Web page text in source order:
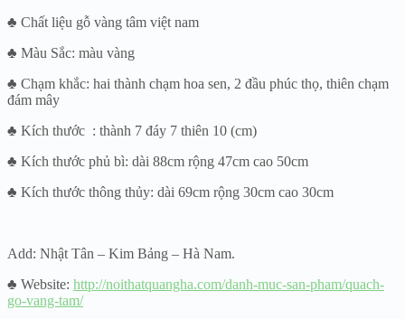
♣ Chất liệu gỗ vàng tâm việt nam
♣ Màu Sắc: màu vàng
♣ Chạm khắc: hai thành chạm hoa sen, 2 đầu phúc thọ, thiên chạm
đám mây
♣ Kích thước : thành 7 đáy 7 thiên 10 (cm)
♣ Kích thước phủ bì: dài 88cm rộng 47cm cao 50cm
♣ Kích thước thông thủy: dài 69cm rộng 30cm cao 30cm
Add: Nhật Tân – Kim Bảng – Hà Nam.
♣ Website: http://noithatquangha.com/danh-muc-san-pham/quach-
go-vang-tam/